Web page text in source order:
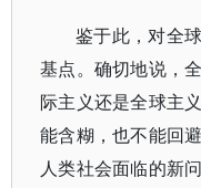
鉴于此，对全
基点。确切地说，
际主义还是全球主
能含糊，也不能回
人类社会面临的新